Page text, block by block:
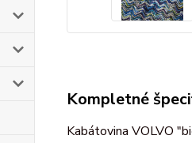
Kompletné
Kabátovina VOLVO